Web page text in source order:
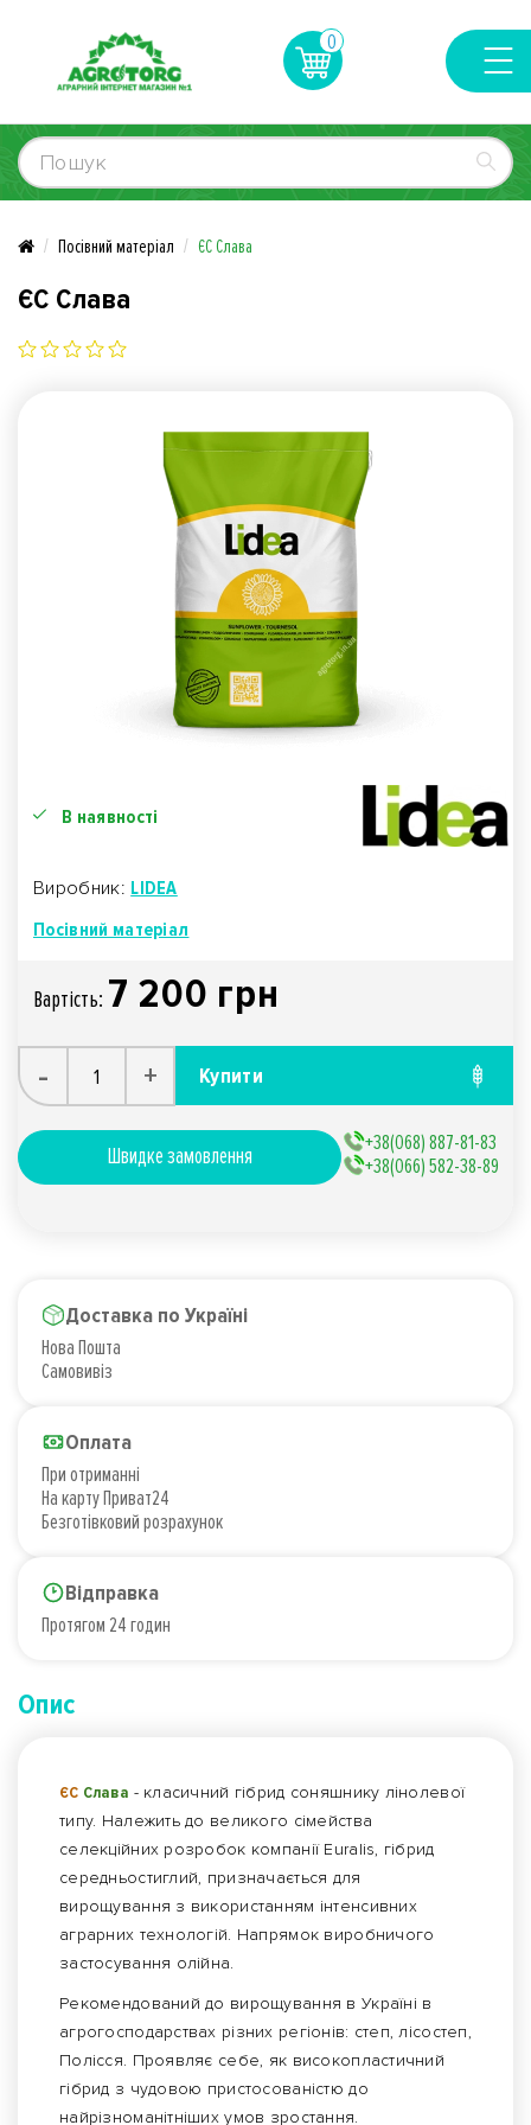
0
Посівний матеріал ЄС Слава
ЄС Слава
В наявності
Виробник: LIDEA
Посівний матеріал
Вартiсть: 7 200 грн
- + Купити
Швидке замовлення
+38(068) 887-81-83
+38(066) 582-38-89
Доставка по Україні
Нова Пошта
Самовивіз
Оплата
При отриманні
На карту Приват24
Безготівковий розрахунок
Відправка
Протягом 24 годин
Опис
ЄС Слава - класичний гібрид соняшнику лінолевої
типу. Належить до великого сімейства
селекційних розробок компанії Euralis, гібрид
середньостиглий, призначається для
вирощування з використанням інтенсивних
аграрних технологій. Напрямок виробничого
застосування олійна.
Рекомендований до вирощування в Україні в
агрогосподарствах різних регіонів: степ, лісостеп,
Полісся. Проявляє себе, як високопластичний
гібрид з чудовою пристосованістю до
найрізноманітніших умов зростання.